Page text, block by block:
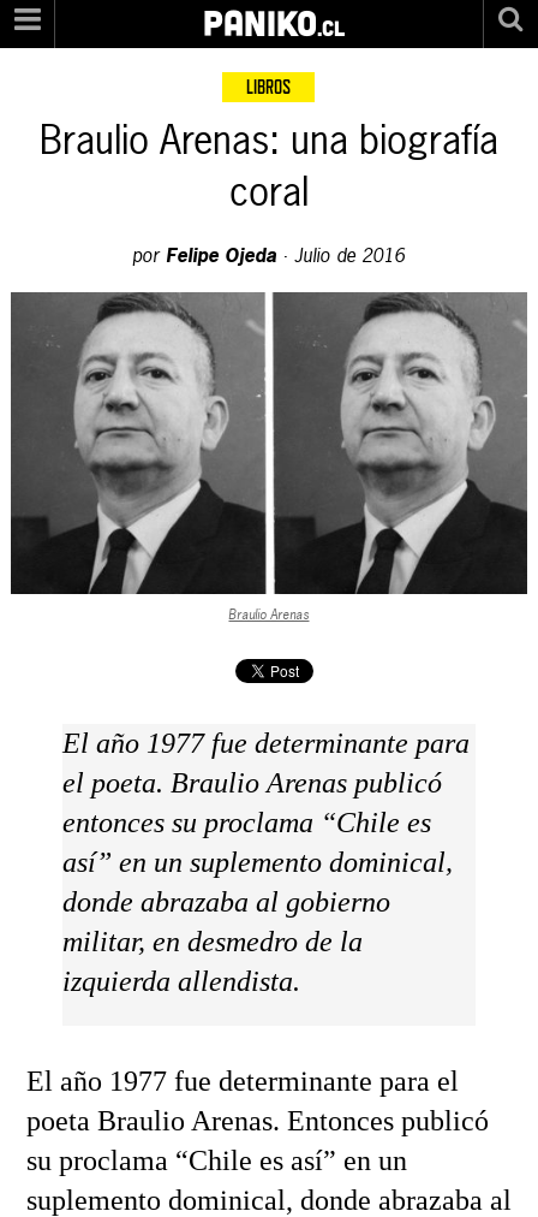
PANIKO.cl
LIBROS
Braulio Arenas: una biografía
coral
por Felipe Ojeda ·Julio de 2016
Braulio Arenas
El año 1977 fue determinante para
el poeta. Braulio Arenas publicó
entonces su proclama “Chile es
así” en un suplemento dominical,
donde abrazaba al gobierno
militar, en desmedro de la
izquierda allendista.
El año 1977 fue determinante para el
poeta Braulio Arenas. Entonces publicó
su proclama “Chile es así” en un
suplemento dominical, donde abrazaba al